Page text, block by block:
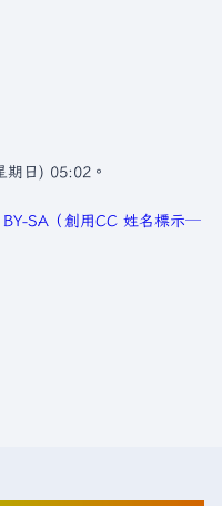
期日) 05:02。
BY-SA（創用CC 姓名標示─